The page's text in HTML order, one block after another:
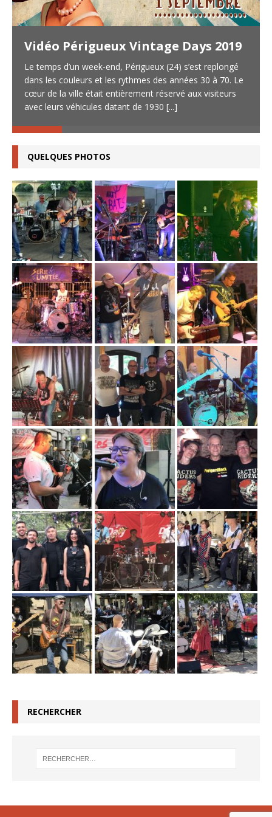
Vidéo Périgueux Vintage Days 2019
Le temps d’un week-end, Périgueux (24) s’est replongé
dans les couleurs et les rythmes des années 30 à 70. Le
cœur de la ville était entièrement réservé aux visiteurs
avec leurs véhicules datant de 1930 [...]
QUELQUES PHOTOS
RECHERCHER